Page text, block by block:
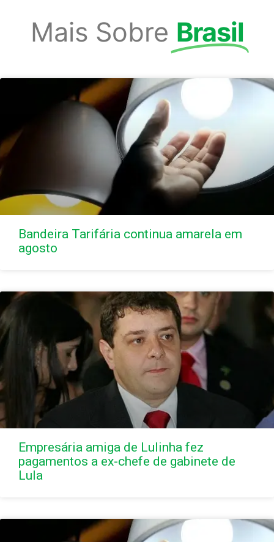
Mais Sobre Brasil
Bandeira Tarifária continua amarela em
agosto
Empresária amiga de Lulinha fez
pagamentos a ex-chefe de gabinete de
Lula